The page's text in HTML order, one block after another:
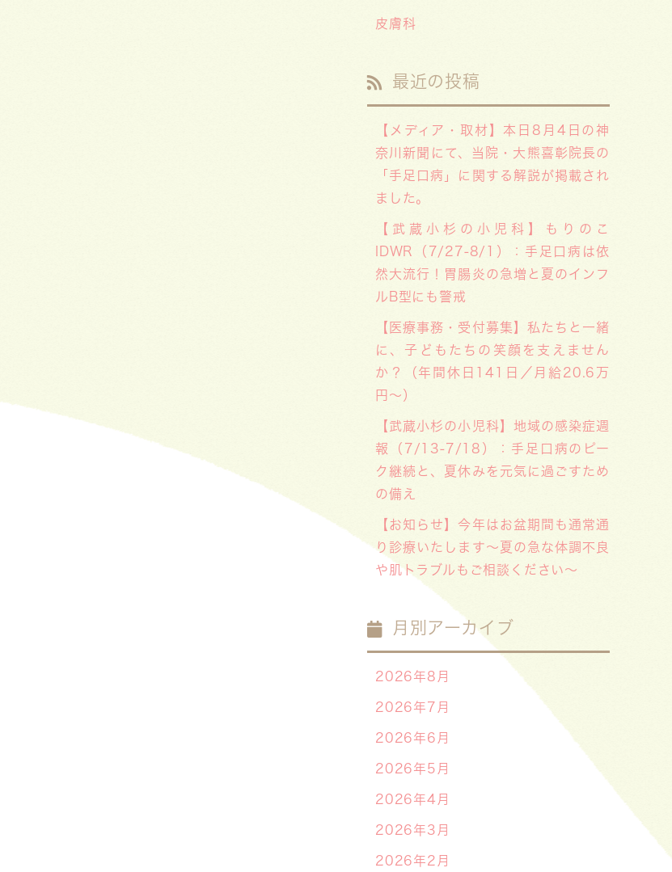
皮膚科
最近の投稿
【メディア・取材】本日8月4日の神
奈川新聞にて、当院・大熊喜彰院長の
「手足口病」に関する解説が掲載され
ました。
【武蔵小杉の小児科】もりのこ
IDWR（7/27-8/1）：手足口病は依
然大流行！胃腸炎の急増と夏のインフ
ルB型にも警戒
【医療事務・受付募集】私たちと一緒
に、子どもたちの笑顔を支えません
か？（年間休日141日／月給20.6万
円～）
【武蔵小杉の小児科】地域の感染症週
報（7/13-7/18）：手足口病のピー
ク継続と、夏休みを元気に過ごすため
の備え
【お知らせ】今年はお盆期間も通常通
り診療いたします〜夏の急な体調不良
や肌トラブルもご相談ください〜
月別アーカイブ
2026年8月
2026年7月
2026年6月
2026年5月
2026年4月
2026年3月
2026年2月